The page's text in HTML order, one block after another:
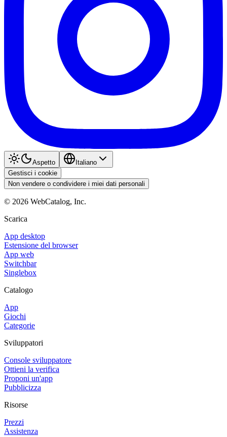
Aspetto
Italiano
Gestisci i cookie
Non vendere o condividere i miei dati personali
© 2026 WebCatalog, Inc.
Scarica
App desktop
Estensione del browser
App web
Switchbar
Singlebox
Catalogo
App
Giochi
Categorie
Sviluppatori
Console sviluppatore
Ottieni la verifica
Proponi un'app
Pubblicizza
Risorse
Prezzi
Assistenza